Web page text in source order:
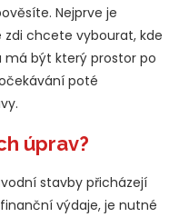
Nejprve je
chcete vybourat, kde
být který prostor po
poté
úprav?
stavby přicházejí
výdaje, je nutné